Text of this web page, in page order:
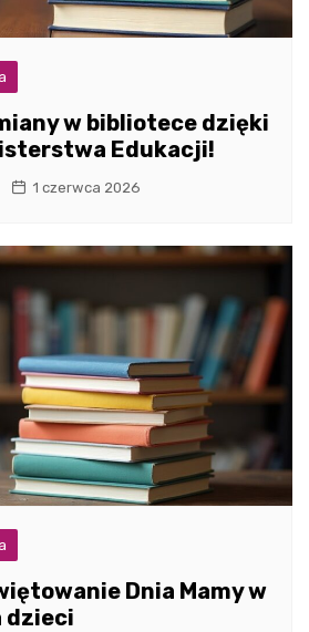
w bibliotece dzięki
Edukacji!
1 czerwca 2026
Dnia Mamy w
dzieci